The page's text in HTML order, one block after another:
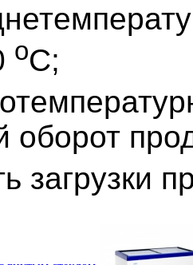
оС;
оборот
загрузки